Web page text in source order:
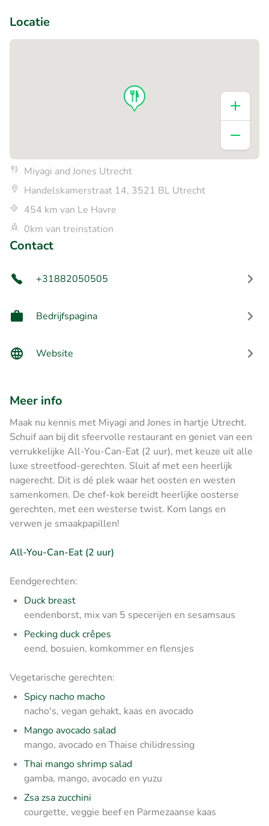
Locatie
Miyagi and Jones Utrecht
Handelskamerstraat 14, 3521 BL Utrecht
454 km van Le Havre
0km van treinstation
Contact
+31882050505
Bedrijfspagina
Website
Meer info
Maak nu kennis met Miyagi and Jones in hartje Utrecht.
Schuif aan bij dit sfeervolle restaurant en geniet van een
verrukkelijke All-You-Can-Eat (2 uur), met keuze uit alle
luxe streetfood-gerechten. Sluit af met een heerlijk
nagerecht. Dit is dé plek waar het oosten en westen
samenkomen. De chef-kok bereidt heerlijke oosterse
gerechten, met een westerse twist. Kom langs en
verwen je smaakpapillen!
All-You-Can-Eat (2 uur)
Eendgerechten:
Duck breast
eendenborst, mix van 5 specerijen en sesamsaus
Pecking duck crêpes
eend, bosuien, komkommer en flensjes
Vegetarische gerechten:
Spicy nacho macho
nacho's, vegan gehakt, kaas en avocado
Mango avocado salad
mango, avocado en Thaise chilidressing
Thai mango shrimp salad
gamba, mango, avocado en yuzu
Zsa zsa zucchini
courgette, veggie beef en Parmezaanse kaas